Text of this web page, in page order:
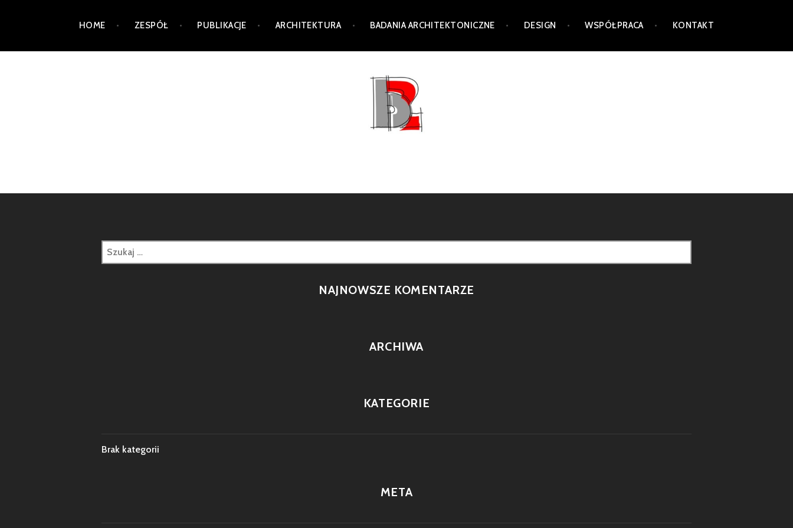
content
HOME ZESPÓŁ PUBLIKACJE ARCHITEKTURA BADANIA ARCHITEKTONICZNE DESIGN WSPÓŁPRACA KONTAKT
Szukaj:
NAJNOWSZE KOMENTARZE
ARCHIWA
KATEGORIE
Brak kategorii
META